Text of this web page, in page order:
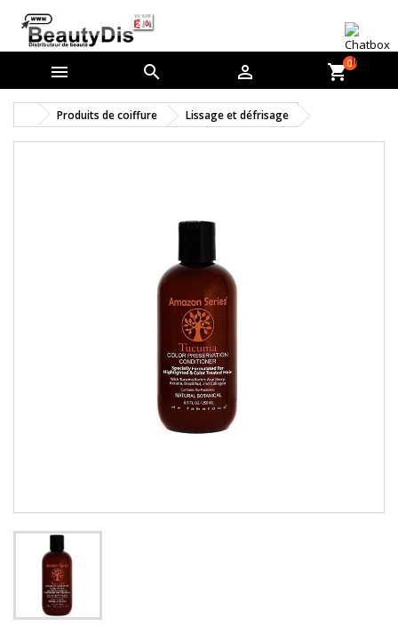
   shopping_cart0
Produits de coiffure Lissage et défrisage